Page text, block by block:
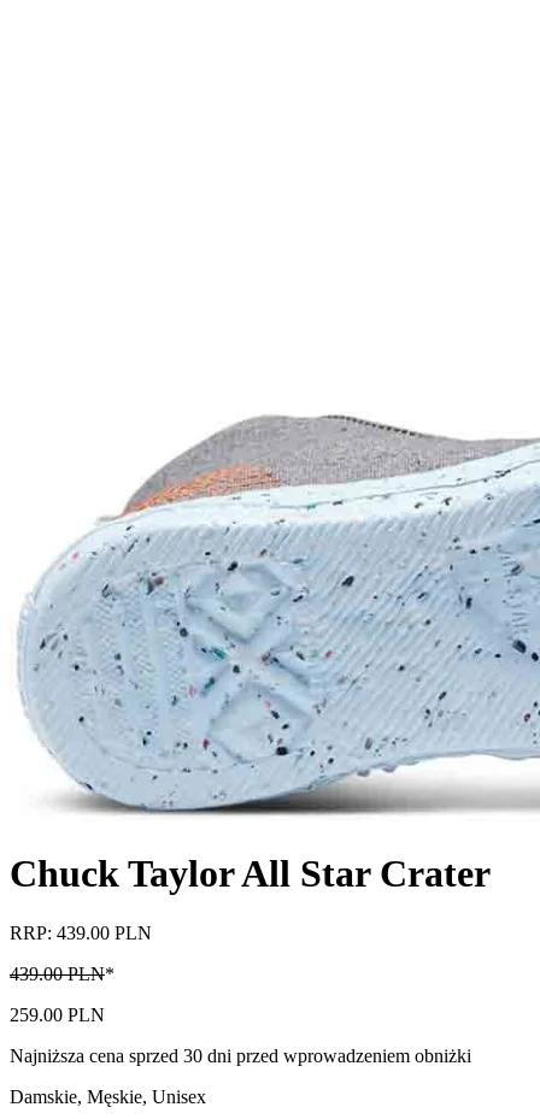
Chuck Taylor All Star Crater
RRP: 439.00 PLN
439.00 PLN*
259.00 PLN
Najniższa cena sprzed 30 dni przed wprowadzeniem obniżki
Damskie, Męskie, Unisex